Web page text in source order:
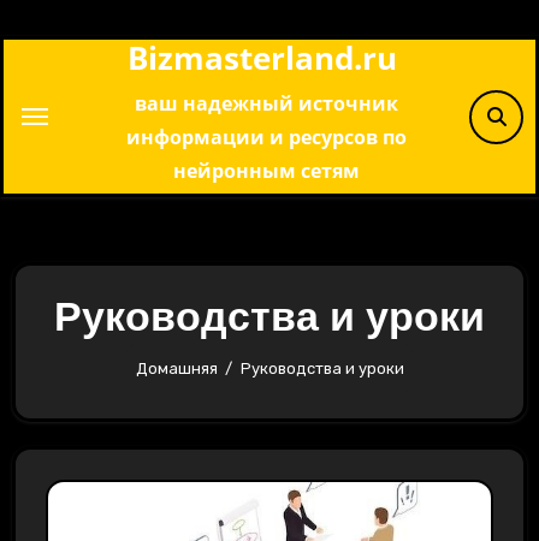
Bizmasterland.ru
ваш надежный источник
информации и ресурсов по
нейронным сетям
Руководства и уроки
Домашняя Руководства и уроки